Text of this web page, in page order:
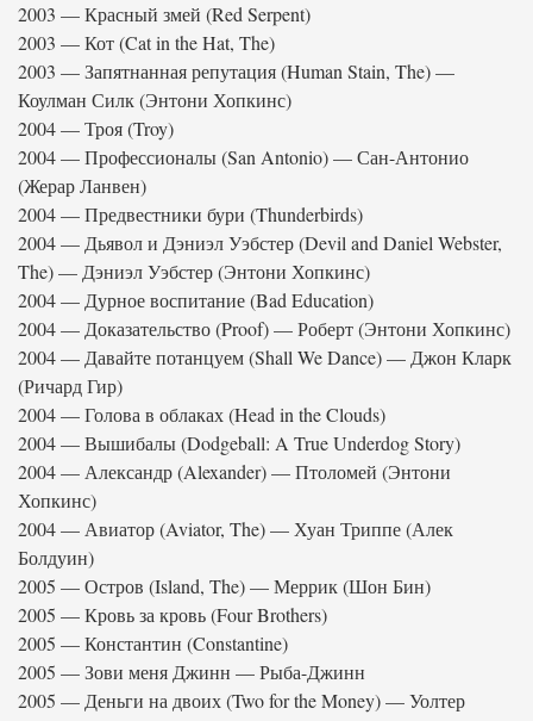
2003 — Красный змей (Red Serpent)
2003 — Кот (Cat in the Hat, The)
2003 — Запятнанная репутация (Human Stain, The) —
Коулман Силк (Энтони Хопкинс)
2004 — Троя (Troy)
2004 — Профессионалы (San Antonio) — Сан-Антонио
(Жерар Ланвен)
2004 — Предвестники бури (Thunderbirds)
2004 — Дьявол и Дэниэл Уэбстер (Devil and Daniel Webster,
The) — Дэниэл Уэбстер (Энтони Хопкинс)
2004 — Дурное воспитание (Bad Education)
2004 — Доказательство (Proof) — Роберт (Энтони Хопкинс)
2004 — Давайте потанцуем (Shall We Dance) — Джон Кларк
(Ричард Гир)
2004 — Голова в облаках (Head in the Clouds)
2004 — Вышибалы (Dodgeball: A True Underdog Story)
2004 — Александр (Alexander) — Птоломей (Энтони
Хопкинс)
2004 — Авиатор (Aviator, The) — Хуан Триппе (Алек
Болдуин)
2005 — Остров (Island, The) — Меррик (Шон Бин)
2005 — Кровь за кровь (Four Brothers)
2005 — Константин (Constantine)
2005 — Зови меня Джинн — Рыба-Джинн
2005 — Деньги на двоих (Two for the Money) — Уолтер